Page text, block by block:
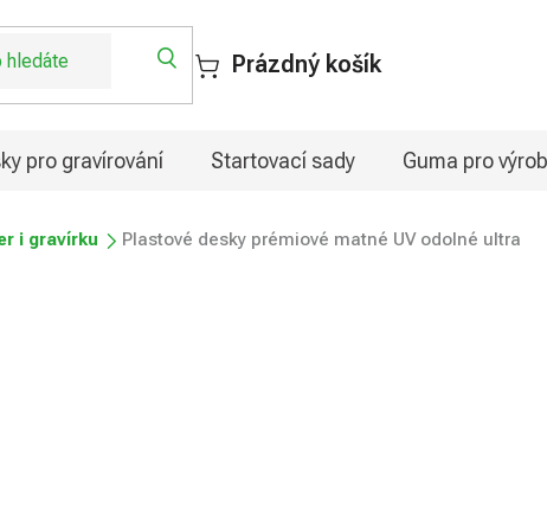
Prázdný košík
pro gravírování Startovací sady Guma pro
i gravírku Plastové desky prémiové matné UV odolné ultra